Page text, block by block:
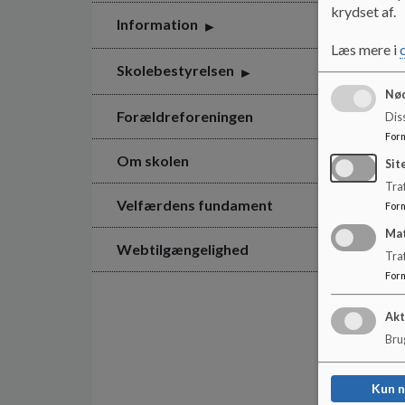
Information
Skolebestyrelsen
Forældreforeningen
Om skolen
Velfærdens fundament
Webtilgængelighed
krydset af.
Læs mere i
Kun